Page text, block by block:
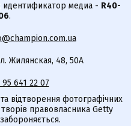
медиа - R40-
.
Жилянская, 48, 50А
95 641 22 07
відтворення фотографічних
творів правовласника Getty